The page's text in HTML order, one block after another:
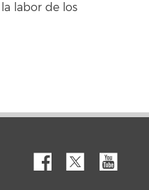
labor de los